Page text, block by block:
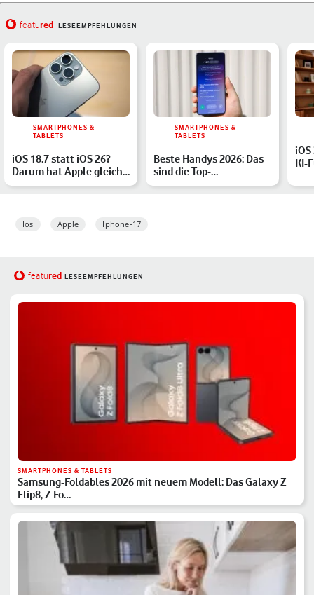
featured LESEEMPFEHLUNGEN
SMARTPHONES &
TABLETS
iOS 18.7 statt iOS 26?
Darum hat Apple gleich
zwei Updates veröff…
SMARTPHONES &
TABLETS
Beste Handys 2026: Das
sind die Top-
Smartphones des Jahres
KI-
Ios Apple Iphone-17
featured LESEEMPFEHLUNGEN
SMARTPHONES & TABLETS
Samsung-Foldables 2026 mit neuem Modell: Das Galaxy Z
Flip8, Z Fo…